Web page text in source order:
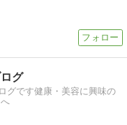
グ
グです健康・美容に興味の
へ